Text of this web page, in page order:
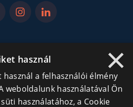
A feliratkozás
bármikor leiratkozhatsz, ha úgy
×
használ
használ a felhasználói élmény
weboldalunk használatával Ön
használatához, a Cookie